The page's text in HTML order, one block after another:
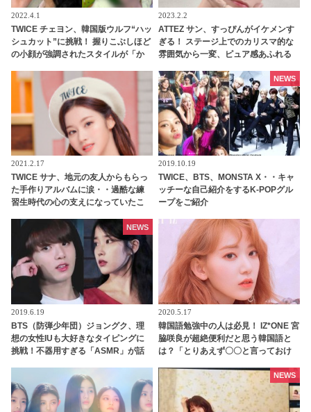
2022.4.1
TWICE チェヨン、韓国版ウルフ“ハッ
シュカット”に挑戦！ 握りこぶしほど
の小顔が強調されたスタイルが「か
を救えるレベルのビジュアル」
2023.2.2
ATTEZ サン、すっぴんがイケメンす
ぎる！ ステージ上でのカリスマ的な
雰囲気から一変、ピュア感あふれる
2021.2.17
TWICE サナ、地元の友人からもらっ
た手作りアルバムに涙・・過酷な練
習生時代の心の支えになっていたこ
わらかい笑顔に感動
2019.10.19
TWICE、BTS、MONSTA X・・キャ
ッチーな自己紹介をするK-POPグル
ープをご紹介
NEWS
2019.6.19
BTS（防弾少年団）ジョングク、理
想の女性IUも大好きなタイピングに
挑戦！不器用すぎる「ASMR」が話
NEWS
2020.5.17
韓国語勉強中の人は必見！ IZ*ONE 宮
脇咲良が超絶便利だと思う韓国語と
は？「とりあえず〇〇と言っておけ
NEWS